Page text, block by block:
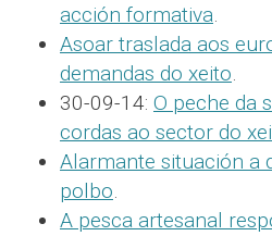
acción formativa.
Asoar traslada aos
demandas do xeito.
30-09-14: O peche da
cordas ao sector do
Alarmante situación a
polbo.
A pesca artesanal